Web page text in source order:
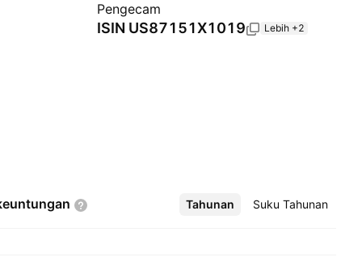
Pengecam
ISIN US87151X1019 Lebih +2
Tahunan Suku Tahunan
Lebih